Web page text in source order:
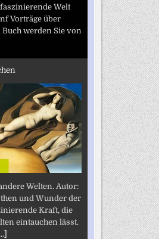
Welt
Vorträge über
werden Sie von
Welten. Autor:
und Wunder der
Kraft, die
eintauchen lässt.